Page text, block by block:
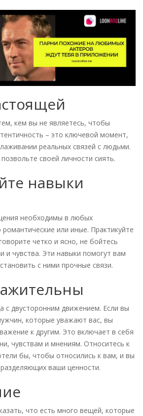
кем вы не являетесь, чтобы
– это ключевой момент,
реальных связей с людьми.
своей личности сиять.
навыки
необходимы в любых
или иные. Практикуйте
четко и ясно, не бойтесь
и чувства. Эти навыки помогут вам
с ними прочные связи.
с двусторонним движением. Если вы
которые уважают вас, вы
к другим. Это включает в себя
чувствам и мнениям. Относитесь к
бы, чтобы относились к вам, и вы
ваши ценности.
что есть много вещей, которые